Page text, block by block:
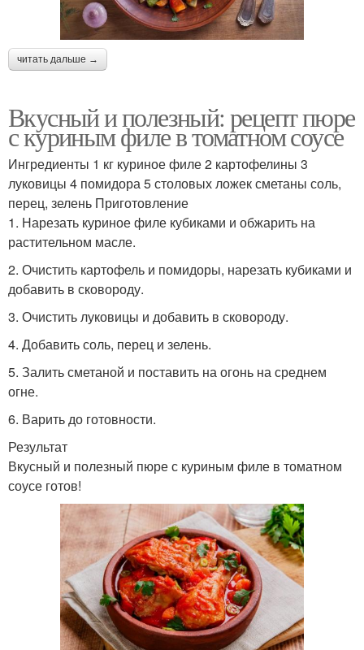
читать дальше →
Вкусный и полезный: рецепт пюре
с куриным филе в томатном соусе
Ингредиенты 1 кг куриное филе 2 картофелины 3
луковицы 4 помидора 5 столовых ложек сметаны соль,
перец, зелень Приготовление
1. Нарезать куриное филе кубиками и обжарить на
растительном масле.
2. Очистить картофель и помидоры, нарезать кубиками и
добавить в сковороду.
3. Очистить луковицы и добавить в сковороду.
4. Добавить соль, перец и зелень.
5. Залить сметаной и поставить на огонь на среднем
огне.
6. Варить до готовности.
Результат
Вкусный и полезный пюре с куриным филе в томатном
соусе готов!